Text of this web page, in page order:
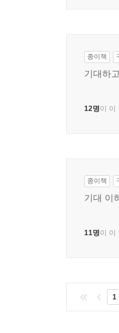
종이책
기대하
12명이 이
종이책
기대 이
11명이 이
1